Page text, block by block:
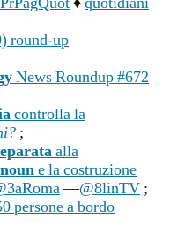
round-up
News Roundup #672
controlla la
;
alla
e la costruzione
—@8linTV ;
persone a bordo